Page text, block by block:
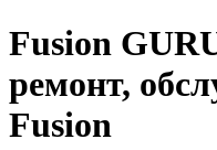
Fusion
ремонт,
Fusion